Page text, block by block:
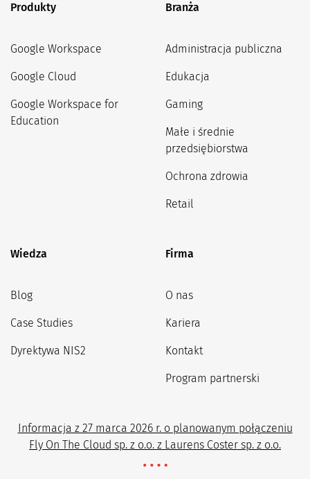
Produkty
Google Workspace
Google Cloud
Google Workspace for
Education
Branża
Administracja publiczna
Edukacja
Gaming
Małe i średnie
przedsiębiorstwa
Ochrona zdrowia
Retail
Wiedza
Blog
Case Studies
Dyrektywa NIS2
Firma
O nas
Kariera
Kontakt
Program partnerski
Informacja z 27 marca 2026 r. o planowanym połączeniu
Fly On The Cloud sp. z o.o. z Laurens Coster sp. z o.o.